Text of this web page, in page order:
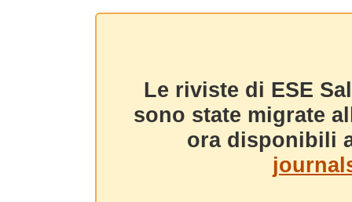
Le riviste di ESE
sono state migrate
ora disponibili